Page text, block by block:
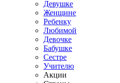
Девушке
Женщине
Ребенку
Любимой
Девочке
Бабушке
Сестре
Учителю
Акции